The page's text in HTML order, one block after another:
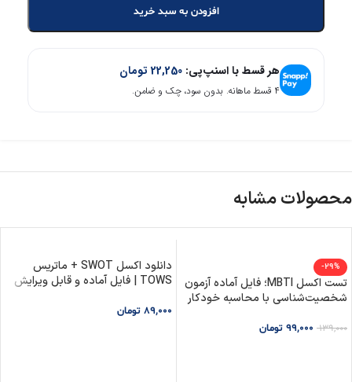
افزودن به سبد خرید
هر قسط با اسنپ‌پی: 22,250 تومان
۴ قسط ماهانه. بدون سود، چک و ضامن.
محصولات مشابه
-29%
تست اکسل MBTI؛ فایل آماده آزمون
شخصیت‌شناسی با محاسبه خودکار
139,000
99,000 تومان
دانلود اکسل SWOT + ماتریس
TOWS | فایل آماده و قابل ویرایش
89,000 تومان